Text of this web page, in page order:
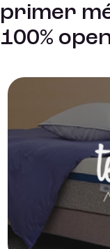
primer
100%